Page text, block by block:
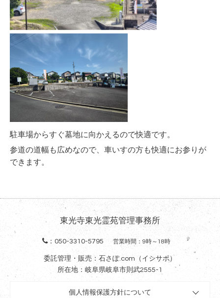
駐車場からすぐ墓地に向かえるので快適です。
参道の道幅も広めなので、車いすの方も快適にお参りが
できます。
東光寺東光霊苑管理事務所
： 050-3310-5795 営業時間：9時～18時
委託管理・販売：石さぽ.com（イシサポ）
所在地：岐阜県岐阜市則武2555-1
個人情報保護方針について